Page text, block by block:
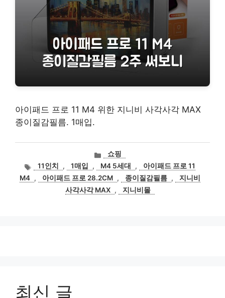
아이패드 프로 11 M4 위한 지니비 사각사각 MAX
종이질감필름. 1매입.
카
테
고
리
쇼핑
태11인치 , 1매입 , M4 5세대 ,
아이패드 프로 11
M4 , 아이패드 프로 28.2CM , 종이질감필름 ,
지니비
사각사각 MAX , 지니비몰
최신 글